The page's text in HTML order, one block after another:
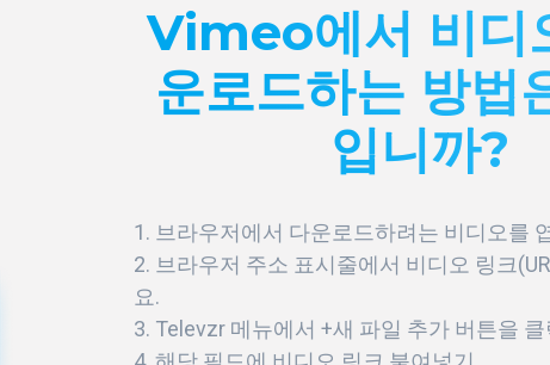
Vimeo에서 비디
운로드하는 방법
입니까?
브라우저에서 다운로드하려는 비디오를
브라우저 주소 표시줄에서 비디오 링크
요.
Televzr 메뉴에서 +새 파일 추가 버튼을